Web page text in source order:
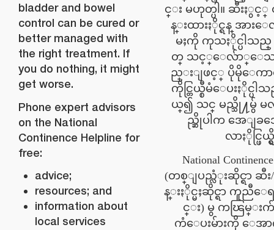
bladder and bowel
control can be cured or
better managed with
the right treatment. If
you do nothing, it might
get worse.
Phone expert advisors
on the National
Continence Helpline for
free:
advice;
resources; and
information about
local services
င္း မဟုတ္ပါ။ ဆီးႏွင့္
န္းထားႏိုင္ရန္ အား
မႈကို ကုသႏိုင္ပါသ
တ္ သင့္ေလ်ာ္ေသ
ည္းျဖင့္ ပိုမိုေကာင္း
ကိုင္တြယ္စီမံေပးႏိုင္ပ
ယ္၍ သင္ မည္သို႔မွ် မ
ည္ဆိုပါက အေျခအ
လာႏိုင္ဖြ
National
(တစ္ျပည္လံုးဆိုင္ရာ ဆီ
န္းႏိုင္မႈဆိုင္ရာ ကူညီေ
င္း) မွ ကၽြမ္း
ကံေပးမ်ားကို ေအာ